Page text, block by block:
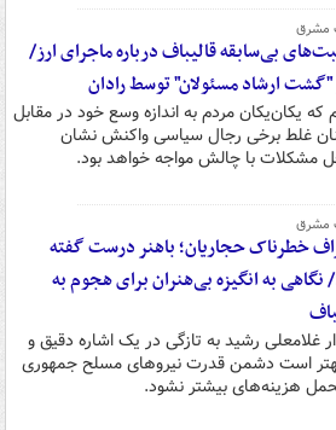
مشرق
بی‌سابقه قالیباف درباره ماجرای ارز/
"گشت ارشاد مسئولان" توسط رادان
که یکان‌یکان مردم به اندازه وسع خود در مقابل
غلط برخی رجال سیاسی واکنش نشان
با چالش مواجه خواهد بود.
مشرق
خطرناک حجاریان؛ باهنر درست گفته
نگاهی به انگیزه بی‌هنران برای هجوم به
غلامعلی رشید به تازگی در یک اشاره دقیق و
است دشمن قدرت نیروهای مسلح جمهوری
هزینه‌های بیشتر نشود.